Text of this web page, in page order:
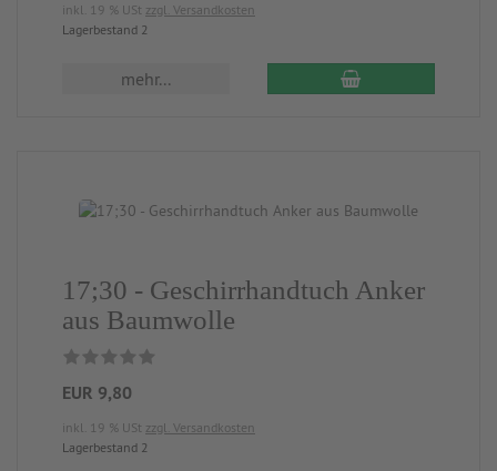
inkl. 19 % USt zzgl. Versandkosten
Lagerbestand 2
mehr...
17;30 - Geschirrhandtuch Anker
aus Baumwolle
EUR 9,80
inkl. 19 % USt zzgl. Versandkosten
Lagerbestand 2